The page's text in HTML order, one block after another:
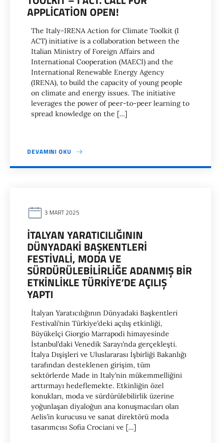
APPLICATION OPEN!
The Italy-IRENA Action for Climate Toolkit (I
ACT) initiative is a collaboration between the
Italian Ministry of Foreign Affairs and
International Cooperation (MAECI) and the
International Renewable Energy Agency
(IRENA), to build the capacity of young people
on climate and energy issues. The initiative
leverages the power of peer-to-peer learning to
spread knowledge on the […]
DEVAMINI OKU
3 MART 2025
İTALYAN YARATICILIĞININ
DÜNYADAKI BAŞKENTLERI
FESTIVALI, MODA VE
SÜRDÜRÜLEBILIRLIĞE ADANMIŞ BIR
ETKINLIKLE TÜRKIYE’DE AÇILIŞ
YAPTI
İtalyan Yaratıcılığının Dünyadaki Başkentleri
Festivali’nin Türkiye’deki açılış etkinliği,
Büyükelçi Giorgio Marrapodi himayesinde
İstanbul’daki Venedik Sarayı’nda gerçekleşti.
İtalya Dışişleri ve Uluslararası İşbirliği Bakanlığı
tarafından desteklenen girişim, tüm
sektörlerde Made in Italy’nin mükemmelliğini
arttırmayı hedeflemekte. Etkinliğin özel
konukları, moda ve sürdürülebilirlik üzerine
yoğunlaşan diyaloğun ana konuşmacıları olan
Aelis’in kurucusu ve sanat direktörü moda
tasarımcısı Sofia Crociani ve […]